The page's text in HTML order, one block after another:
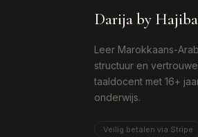
Darija by Hajiba
Leer Marokkaans-
structuur en
taaldocent met 16+
onderwijs.
Veilig betalen via Stripe